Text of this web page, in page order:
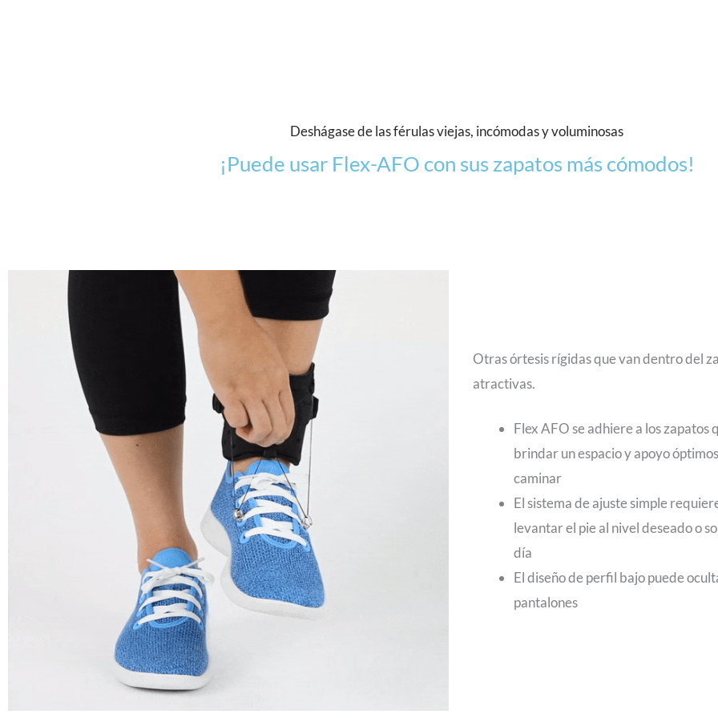
Deshágase de las férulas viejas, incómodas y voluminosas
¡Puede usar Flex-AFO con sus zapatos más cómodos!
Otras órtesis rígidas que van dentro del
atractivas.
Flex AFO se adhiere a los zapatos
brindar un espacio y apoyo
caminar
El sistema de ajuste simple
levantar el pie al nivel deseado o
día
El diseño de perfil bajo puede
pantalones